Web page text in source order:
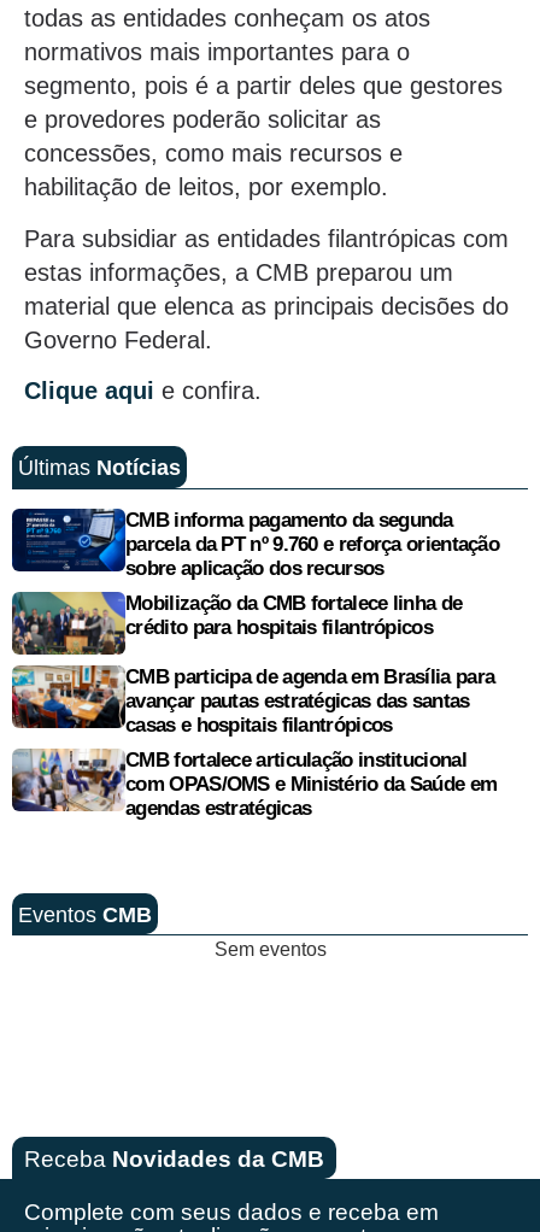
todas as entidades conheçam os atos
normativos mais importantes para o
segmento, pois é a partir deles que gestores
e provedores poderão solicitar as
concessões, como mais recursos e
habilitação de leitos, por exemplo.
Para subsidiar as entidades filantrópicas com
estas informações, a CMB preparou um
material que elenca as principais decisões do
Governo Federal.
Clique aqui e confira.
Últimas Notícias
CMB informa pagamento da segunda
parcela da PT nº 9.760 e reforça orientação
sobre aplicação dos recursos
Mobilização da CMB fortalece linha de
crédito para hospitais filantrópicos
CMB participa de agenda em Brasília para
avançar pautas estratégicas das santas
casas e hospitais filantrópicos
CMB fortalece articulação institucional
com OPAS/OMS e Ministério da Saúde em
agendas estratégicas
Eventos CMB
Sem eventos
Receba Novidades da CMB
Complete com seus dados e receba em